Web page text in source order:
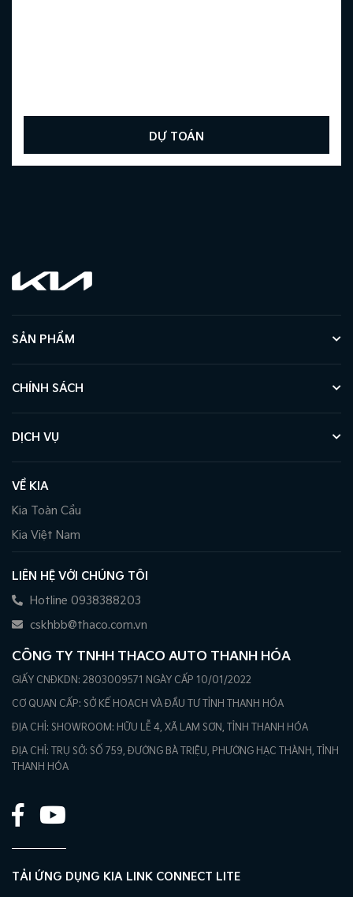
DỰ TOÁN
SẢN PHẨM
CHÍNH SÁCH
DỊCH VỤ
VỀ KIA
Kia Toàn Cầu
Kia Việt Nam
LIÊN HỆ VỚI CHÚNG TÔI
Hotline 0938388203
cskhbb@thaco.com.vn
CÔNG TY TNHH THACO AUTO THANH HÓA
GIẤY CNĐKDN: 2803009571 NGÀY CẤP 10/01/2022
CƠ QUAN CẤP: SỞ KẾ HOẠCH VÀ ĐẦU TƯ TỈNH THANH HÓA
ĐỊA CHỈ: SHOWROOM: HỮU LỄ 4, XÃ LAM SƠN, TỈNH THANH HÓA
ĐỊA CHỈ: TRỤ SỞ: SỐ 759, ĐƯỜNG BÀ TRIỆU, PHƯỜNG HẠC THÀNH, TỈNH
THANH HÓA
TẢI ỨNG DỤNG KIA LINK CONNECT LITE